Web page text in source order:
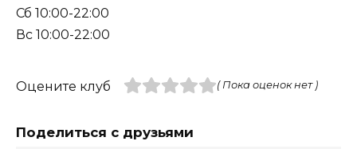
Сб 10:00-22:00
Вс 10:00-22:00
Оцените клуб ( Пока оценок нет )
Поделиться с друзьями